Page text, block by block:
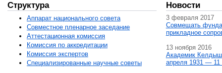
Структура
Аппарат национального совета
Совместное пленарное заседание
Аттестационная комисcия
Комиссия по аккредитации
Комиссия экспертов
Специализированные научные советы
Новости
3 февраля 2017
Совмещать
прикладное
13 ноября 2016
Академик
апреля 1931 — 11